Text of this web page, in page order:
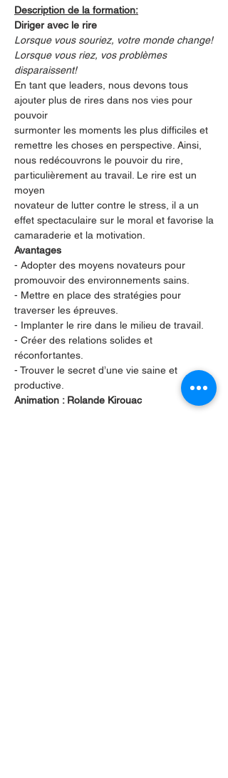
Description de la formation:
Diriger avec le rire
Lorsque vous souriez, votre monde change!
Lorsque vous riez, vos problèmes
disparaissent!
En tant que leaders, nous devons tous
ajouter plus de rires dans nos vies pour
pouvoir
surmonter les moments les plus difficiles et
remettre les choses en perspective. Ainsi,
nous redécouvrons le pouvoir du rire,
particulièrement au travail. Le rire est un
moyen
novateur de lutter contre le stress, il a un
effet spectaculaire sur le moral et favorise la
camaraderie et la motivation.
Avantages
- Adopter des moyens novateurs pour
promouvoir des environnements sains.
- Mettre en place des stratégies pour
traverser les épreuves.
- Implanter le rire dans le milieu de travail.
- Créer des relations solides et
réconfortantes.
- Trouver le secret d’une vie saine et
productive.
Animation : Rolande Kirouac